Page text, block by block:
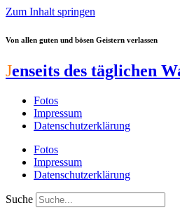
Zum Inhalt springen
Von allen guten und bösen Geistern verlassen
Jenseits des täglichen
Fotos
Impressum
Datenschutzerklärung
Fotos
Impressum
Datenschutzerklärung
Suche